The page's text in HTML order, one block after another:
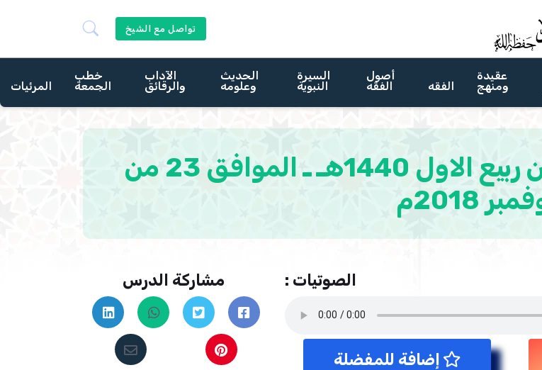
تواصل مع الشيخ
عقيدة
ومنهج الفقه
أصول
الفقه
السيرة
النبوية
الحديث
وعلومه
الآداب
والرقائق
خطب
الجمعة المرئيات
عالمية الإسلام بتاريخ 13 من ربيع الاول 1440هـ ـ الموافق 23 من
2018م
الصوتيات :
إضافة للمفضلة
مشاركة الدرس